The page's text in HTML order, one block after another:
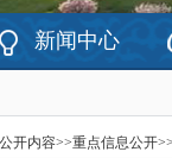
新闻中心
开内容>>重点信息公开